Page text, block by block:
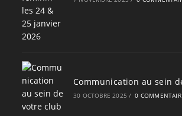
Communication au sein
30 OCTOBRE 2025 / 0